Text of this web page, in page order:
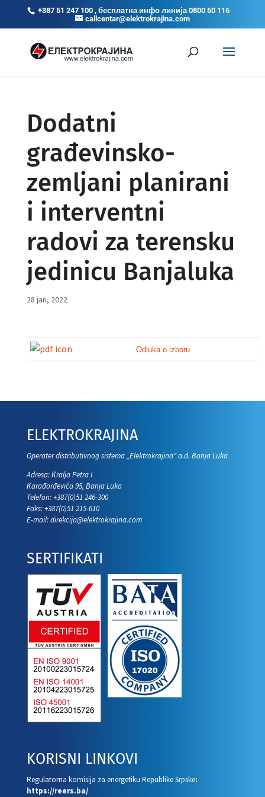
+387 51 247 100 , бесплатна инфо линија 0800 50 116
callcentar@elektrokrajina.com
Dodatni
građevinsko-
zemljani planirani
i interventni
radovi za terensku
jedinicu Banjaluka
28 jan, 2022
Odluka o izboru
ELEKTROKRAJINA
Operater distributivnog sistema „Elektrokrajina“ a.d. Banja Luka
Adresa: Кralja Petra I
Кarađorđevića 95, Banja Luka
Telefon: +387(0)51 246-300
Faks: +387(0)51 215-610
E-mail:direkcija@elektrokrajina.com
SERTIFIKATI
KORISNI LINKOVI
Regulatorna komisija za energetiku Republike Srpske:
https://reers.ba/